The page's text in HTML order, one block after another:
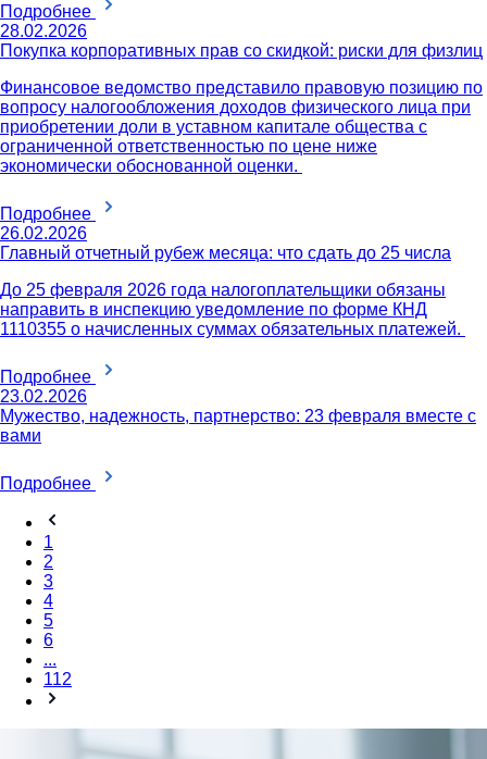
Подробнее
28.02.2026
Покупка корпоративных прав со скидкой: риски для физлиц
Финансовое ведомство представило правовую позицию по
вопросу налогообложения доходов физического лица при
приобретении доли в уставном капитале общества с
ограниченной ответственностью по цене ниже
экономически обоснованной оценки.
Подробнее
26.02.2026
Главный отчетный рубеж месяца: что сдать до 25 числа
До 25 февраля 2026 года налогоплательщики обязаны
направить в инспекцию уведомление по форме КНД
1110355 о начисленных суммах обязательных платежей.
Подробнее
23.02.2026
Мужество, надежность, партнерство: 23 февраля вместе с
вами
Подробнее
1
2
3
4
5
6
...
112